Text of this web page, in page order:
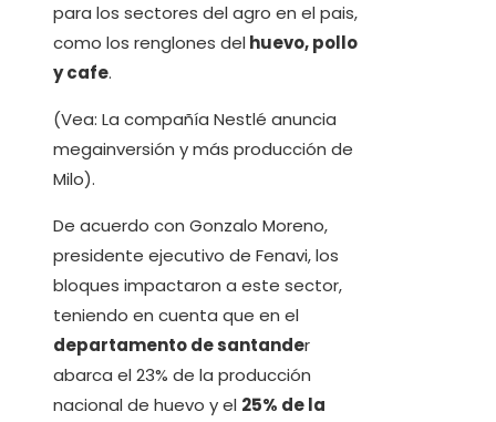
para los sectores del agro en el pais,
como los renglones del huevo, pollo
y cafe.
(Vea: La compañía Nestlé anuncia
megainversión y más producción de
Milo).
De acuerdo con Gonzalo Moreno,
presidente ejecutivo de Fenavi, los
bloques impactaron a este sector,
teniendo en cuenta que en el
departamento de santander
abarca el 23% de la producción
nacional de huevo y el 25% de la